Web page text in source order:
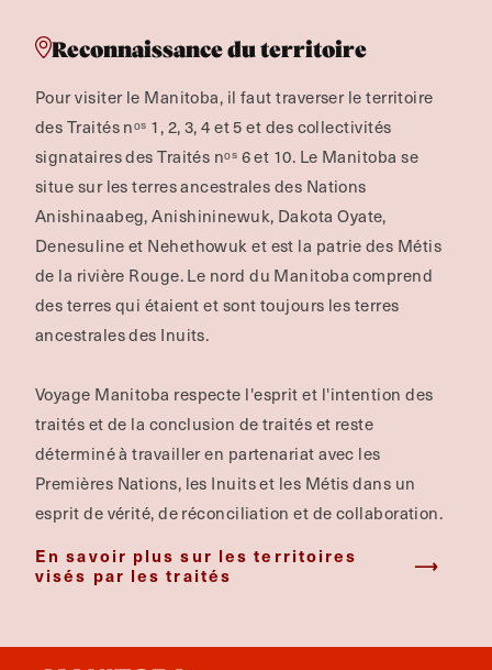
Reconnaissance du territoire
Pour visiter le Manitoba, il faut traverser le territoire
des Traités nᵒˢ 1, 2, 3, 4 et 5 et des collectivités
signataires des Traités nᵒˢ 6 et 10. Le Manitoba se
situe sur les terres ancestrales des Nations
Anishinaabeg, Anishininewuk, Dakota Oyate,
Denesuline et Nehethowuk et est la patrie des Métis
de la rivière Rouge.Le nord du Manitoba comprend
des terres qui étaient et sont toujours les terres
ancestrales des Inuits.
Voyage Manitoba respecte l'esprit et l'intention des
traités et de la conclusion de traités et reste
déterminé à travailler en partenariat avec les
Premières Nations, les Inuits et les Métis dans un
esprit de vérité, de réconciliation et de collaboration.
En savoir plus sur les territoires
visés par les traités